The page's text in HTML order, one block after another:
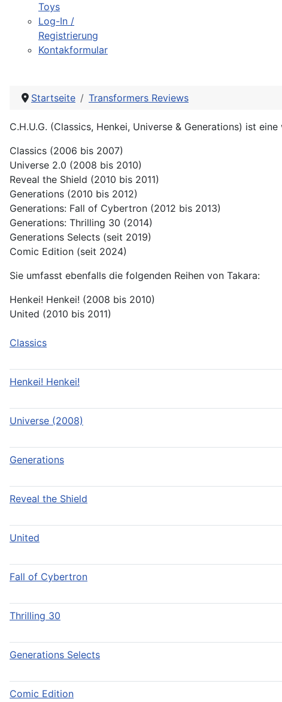
Toys
Log-In /
Registrierung
Kontakformular
Startseite Transformers Reviews
C.H.U.G. (Classics, Henkei, Universe & Generations) ist
Classics (2006 bis 2007)
Universe 2.0 (2008 bis 2010)
Reveal the Shield (2010 bis 2011)
Generations (2010 bis 2012)
Generations: Fall of Cybertron (2012 bis 2013)
Generations: Thrilling 30 (2014)
Generations Selects (seit 2019)
Comic Edition (seit 2024)
Sie umfasst ebenfalls die folgenden Reihen von Takara:
Henkei! Henkei! (2008 bis 2010)
United (2010 bis 2011)
Classics
Henkei! Henkei!
Universe (2008)
Generations
Reveal the Shield
United
Fall of Cybertron
Thrilling 30
Generations Selects
Comic Edition